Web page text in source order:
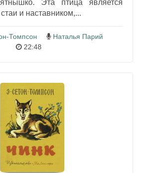
Эта птица является
и наставником,...
Томпсон
Наталья Парий
22:48